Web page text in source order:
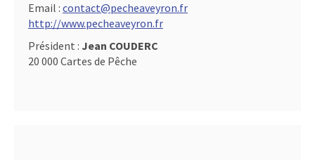
Email : contact@pecheaveyron.fr
http://www.pecheaveyron.fr
Président : Jean COUDERC
20 000 Cartes de Pêche